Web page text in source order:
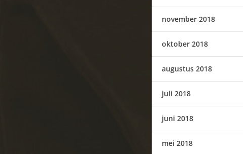
november 2018
oktober 2018
augustus 2018
juli 2018
juni 2018
mei 2018